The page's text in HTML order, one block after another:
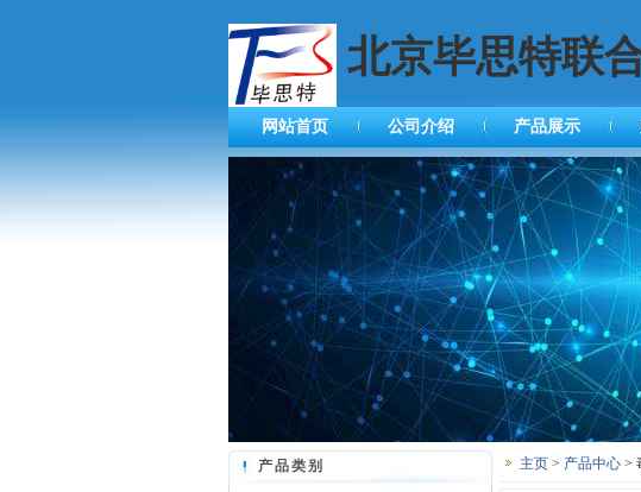
北京毕思特联
网站首页 公司介绍 产品展示
产品类别 主页 > 产品中心 >